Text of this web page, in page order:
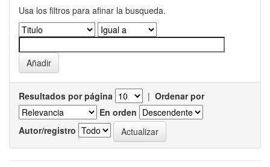
Usa los filtros para afinar la busqueda.
Resultados por página | Ordenar por
En orden
Autor/registro